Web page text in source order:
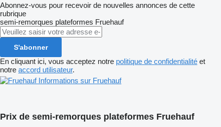
Abonnez-vous pour recevoir de nouvelles annonces de cette
rubrique
semi-remorques plateformes Fruehauf
S'abonner
En cliquant ici, vous acceptez notre politique de confidentialité et
notre accord utilisateur.
Informations sur Fruehauf
Prix de semi-remorques plateformes Fruehauf